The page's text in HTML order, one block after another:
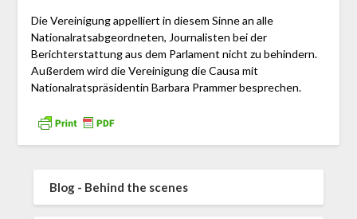
Die Vereinigung appelliert in diesem Sinne an alle
Nationalratsabgeordneten, Journalisten bei der
Berichterstattung aus dem Parlament nicht zu behindern.
Außerdem wird die Vereinigung die Causa mit
Nationalratspräsidentin Barbara Prammer besprechen.
Blog - Behind the scenes